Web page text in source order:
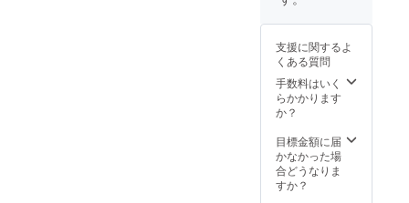
ござい
ます。
上の都
合等に
より出
荷時期
が遅れ
る場合
※皆様の
支援に
より量
ので
す。 ※
デザイ
ン・仕
様は変
更にな
ざいま
す。ご
了承く
支援に関するよ
くある質問
手数料はいく
らかかります
か？
目標金額に届
かなかった場
合どうなりま
すか？